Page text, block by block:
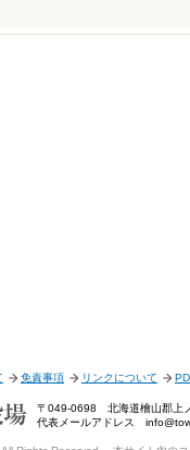
免責事項 リンクについて
〒049-0698 北海道檜山郡上
代表メールアドレス